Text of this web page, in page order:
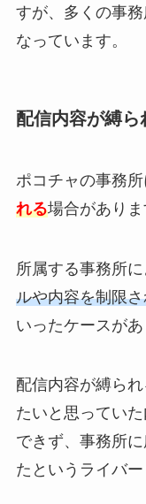
すが、多くの事
なっています。
配信内容が縛ら
ポコチャの事務所
れる場合がありま
所属する事務所に
ルや内容を制限
いったケースがあ
配信内容が縛ら
たいと思ってい
できず、事務所
たというライバー